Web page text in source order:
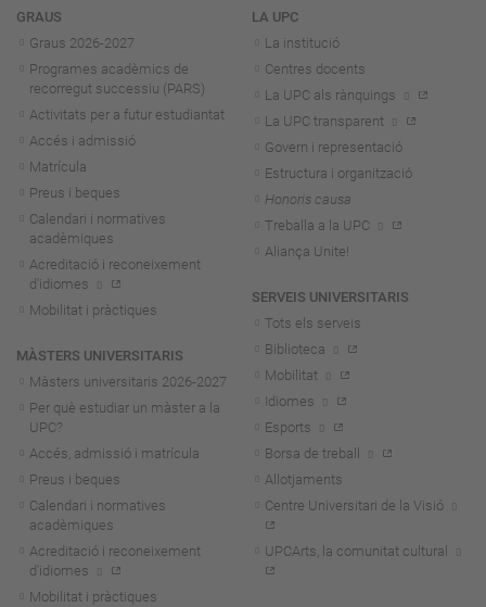
Navegació
GRAUS
Graus 2026-2027
Programes acadèmics de
recorregut successiu (PARS)
Activitats per a futur estudiantat
Accés i admissió
Matrícula
Preus i beques
Calendari i normatives
acadèmiques
Acreditació i reconeixement
d'idiomes
Mobilitat i pràctiques
MÀSTERS UNIVERSITARIS
Màsters universitaris 2026-2027
Per què estudiar un màster a la
UPC?
Accés, admissió i matrícula
Preus i beques
Calendari i normatives
acadèmiques
Acreditació i reconeixement
d'idiomes
Mobilitat i pràctiques
LA UPC
La institució
Centres docents
La UPC als rànquings
La UPC transparent
Govern i representació
Estructura i organització
Honoris causa
Treballa a la UPC
Aliança Unite!
SERVEIS UNIVERSITARIS
Tots els serveis
Biblioteca
Mobilitat
Idiomes
Esports
Borsa de treball
Allotjaments
Centre Universitari de la Visió
UPCArts, la comunitat cultural